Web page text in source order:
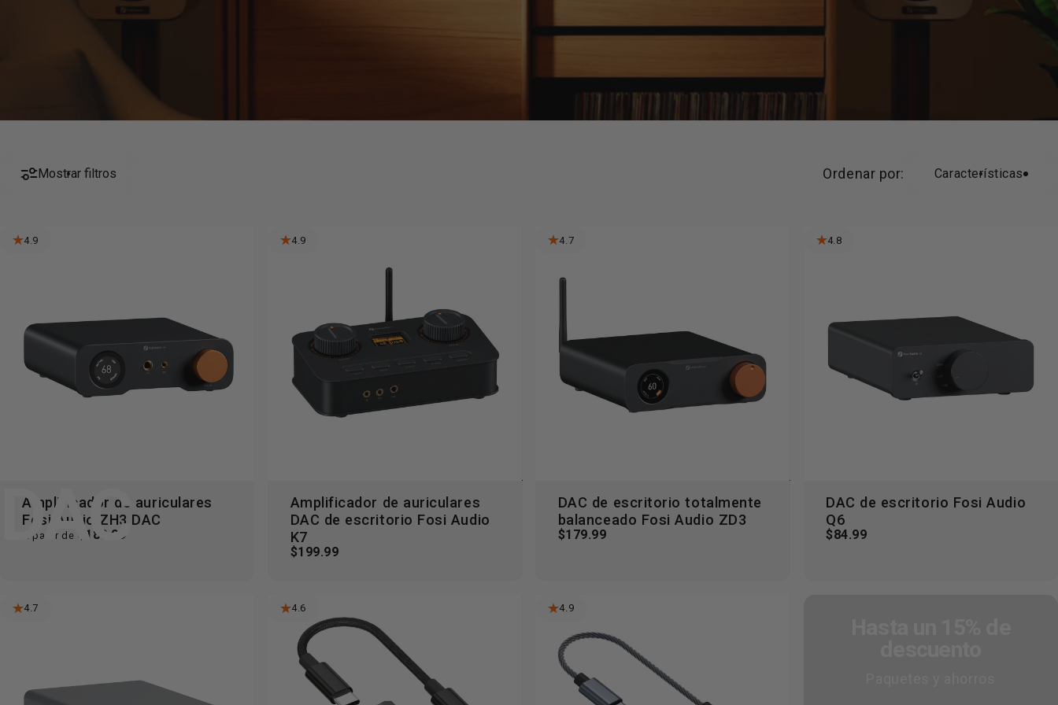
DAC
Mostrar filtros Ordenar por: Características
4.9
Amplificador de auriculares
Fosi Audio ZH3 DAC
A partir de $189.99
4.9
Seleccionar opciones
Amplificador de auriculares
DAC de escritorio Fosi Audio
K7
$199.99
4.7
DAC de escritorio totalmente
balanceado Fosi Audio ZD3
$179.99
4.8
Agregar al carrito
DAC de escritorio Fosi Audio
Q6
$84.99
Ver
4.7
Ver
4.6
Ver
4.9